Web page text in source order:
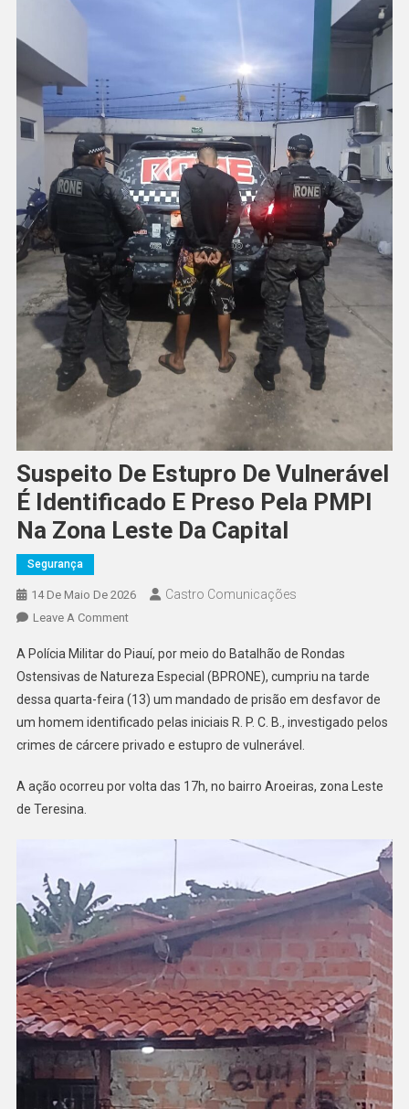
Suspeito De Estupro De Vulnerável
É Identificado E Preso Pela PMPI
Na Zona Leste Da Capital
Segurança
14 De Maio De 2026 Castro Comunicações
Leave A Comment
A Polícia Militar do Piauí, por meio do Batalhão de Rondas
Ostensivas de Natureza Especial (BPRONE), cumpriu na tarde
dessa quarta-feira (13) um mandado de prisão em desfavor de
um homem identificado pelas iniciais R. P. C. B., investigado pelos
crimes de cárcere privado e estupro de vulnerável.
A ação ocorreu por volta das 17h, no bairro Aroeiras, zona Leste
de Teresina.